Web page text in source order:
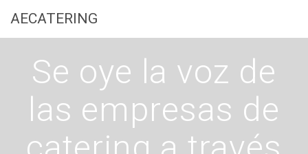
AECATERING
Se oye la voz de
las empresas de